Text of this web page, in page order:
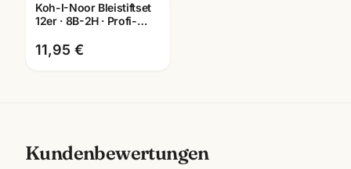
Koh-I-Noor Bleistiftset
12er · 8B-2H · Profi-
11,95 €
Kundenbewertungen